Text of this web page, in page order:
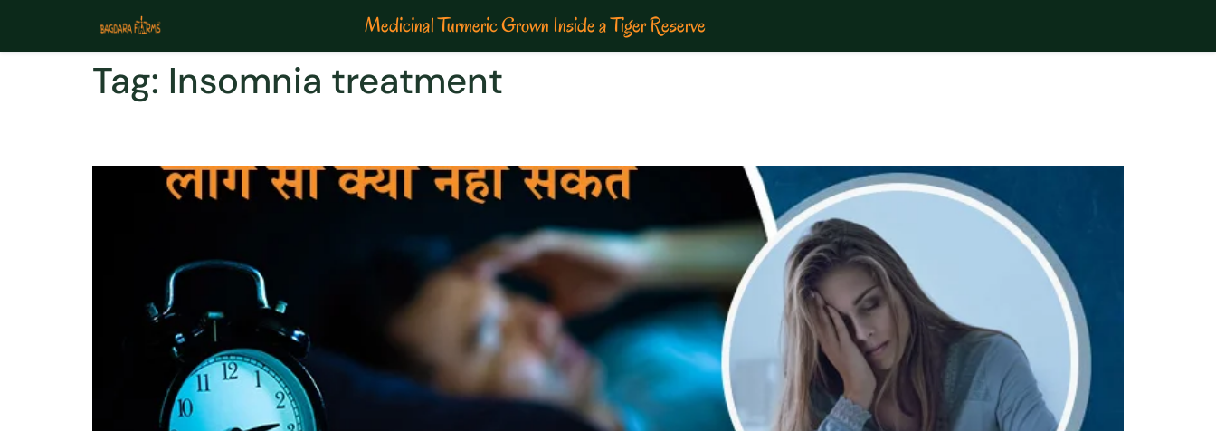
Medicinal Turmeric Grown Inside a Tiger Reserve
Tag: Insomnia treatment